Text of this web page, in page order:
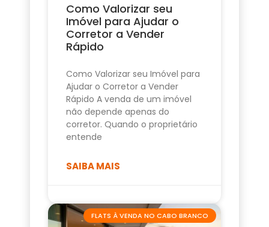
Como Valorizar seu
Imóvel para Ajudar o
Corretor a Vender
Rápido
Como Valorizar seu Imóvel para
Ajudar o Corretor a Vender
Rápido A venda de um imóvel
não depende apenas do
corretor. Quando o proprietário
entende
SAIBA MAIS
FLATS À VENDA NO CABO BRANCO